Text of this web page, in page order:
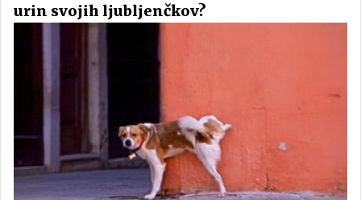
urin svojih ljubljenčkov?